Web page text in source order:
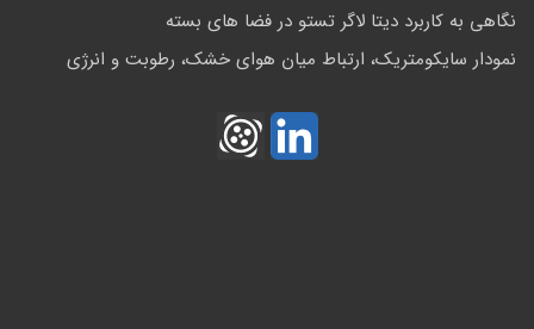
نگاهی به کاربرد دیتا لاگر تستو در فضا های بسته
نمودار سایکومتریک، ارتباط میان هوای خشک، رطوبت و انرژی